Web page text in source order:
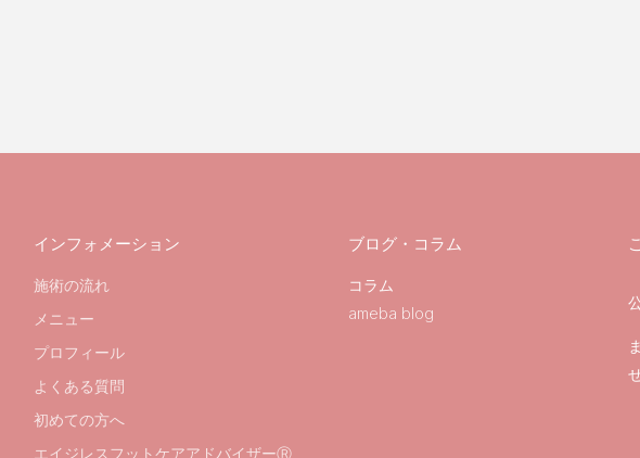
インフォメーション
施術の流れ
メニュー
プロフィール
よくある質問
初めての方へ
エイジレスフットケアアドバイザーⓇ
ブログ・コラム
コラム
ameba blog